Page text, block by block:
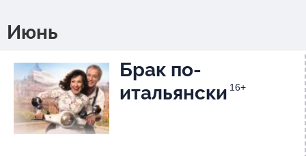
Июнь
Брак по-
итальянски 16+